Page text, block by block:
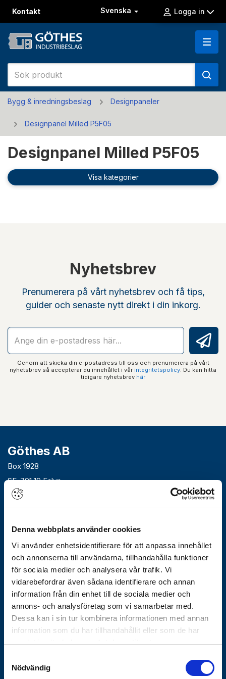
Denna webbplats använder cookies
Vi använder enhetsidentifierare för att anpassa innehållet
och annonserna till användarna, tillhandahålla funktioner
för sociala medier och analysera vår trafik. Vi
vidarebefordrar även sådana identifierare och annan
information från din enhet till de sociala medier och
annons- och analysföretag som vi samarbetar med.
Dessa kan i sin tur kombinera informationen med annan
information som du har tillhandahållit eller som de har
samlat in när du har använt deras tjänster.
Nödvändig
Kontakt Svenska Logga in
Bygg & inredningsbeslag Designpaneler
Designpanel Milled P5F05
Designpanel Milled P5F05
Visa kategorier
Nyhetsbrev
Prenumerera på vårt nyhetsbrev och få tips,
guider och senaste nytt direkt i din inkorg.
Genom att skicka din e-postadress till oss och prenumerera på vårt
nyhetsbrev så accepterar du innehållet i vår integritetspolicy . Du kan hitta
tidigare nyhetsbrev här
Göthes AB
Box 1928
SE-791 19 Falun
010-483 40 00
Om Götheskoncernen
Historik
Nyhetsbrev
Varför Göthes
Våra varumärken
Göthes Teknik